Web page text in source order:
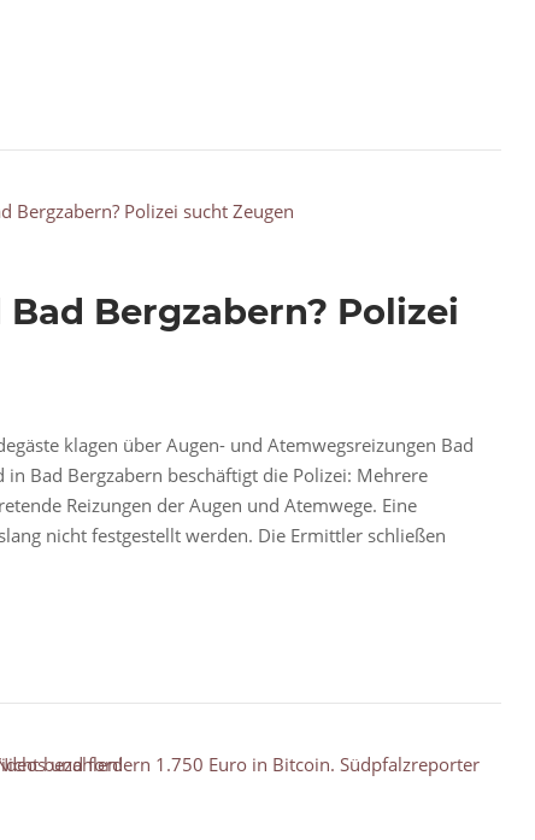
Bergzabern? Polizei
klagen über Augen- und Atemwegsreizungen Bad
Bad Bergzabern beschäftigt die Polizei: Mehrere
Reizungen der Augen und Atemwege. Eine
nicht festgestellt werden. Die Ermittler schließen